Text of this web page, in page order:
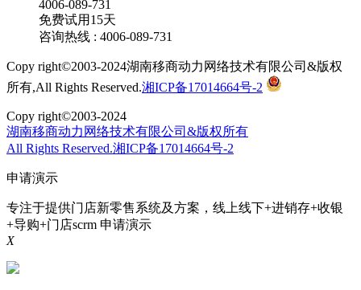
4006-089-731
免费试用15天
咨询热线 : 4006-089-731
Copy right©2003-2024湖南移商动力网络技术有限公司&版权
所有,All Rights Reserved.湘ICP备17014664号-2
Copy right©2003-2024
湖南移商动力网络技术有限公司&版权所有
All Rights Reserved.湘ICP备17014664号-2
申请演示
专注于提供门店新零售系统及方案，线上线下+进销存+收银
+导购+门店scrm 申请演示
X